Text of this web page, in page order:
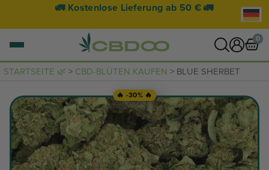
🚛 Kostenlose Lieferung ab 50 € 🚛
0
0 Artikel WARENKORB ANZEIGEN
Ihr Warenkorb ist leer.
STARTSEITE 🌿 > CBD-BLÜTEN KAUFEN > BLUE SHERBET
🔥 -30% 🔥